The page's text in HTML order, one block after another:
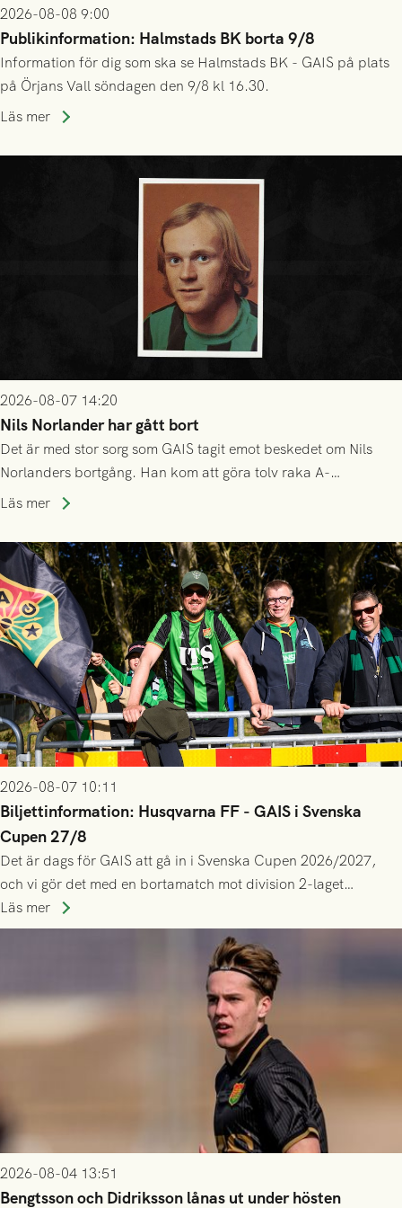
2026-08-08 9:00
Publikinformation: Halmstads BK borta 9/8
Information för dig som ska se Halmstads BK - GAIS på plats
på Örjans Vall söndagen den 9/8 kl 16.30.
Läs mer
2026-08-07 14:20
Nils Norlander har gått bort
Det är med stor sorg som GAIS tagit emot beskedet om Nils
Norlanders bortgång. Han kom att göra tolv raka A-
lagssäsonger i Grönsvart och är en av få spelare som i GAIS
Läs mer
2026-08-07 10:11
Biljettinformation: Husqvarna FF - GAIS i Svenska
Cupen 27/8
Det är dags för GAIS att gå in i Svenska Cupen 2026/2027,
och vi gör det med en bortamatch mot division 2-laget
Husqvarna FF. Häng med och stötta grönsvart på plats!
Läs mer
2026-08-04 13:51
Bengtsson och Didriksson lånas ut under hösten